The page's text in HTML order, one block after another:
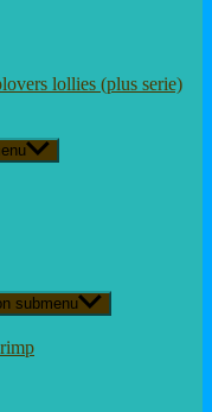
lollies (plus serie)
submenu